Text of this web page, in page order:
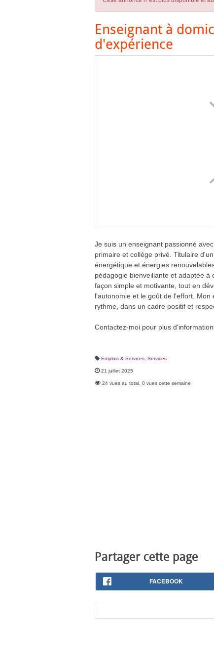
Enseignant à
d'expérience
Je suis un enseignant passionné
primaire et collège privé. Titulaire
énergétique et énergies
pédagogie bienveillante et adaptée
façon simple et motivante, tout en
l'autonomie et le goût de l'effort.
rythme, dans un cadre positif et
Contactez-moi pour plus
Emplois & Services Services
21 juillet 2025
24 vues au total, 0 vues cette semaine
Partager cette page
FACEBOOK